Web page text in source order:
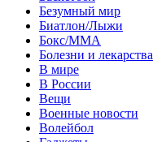
Безумный мир
Биатлон/Лыжи
Бокс/MMA
Болезни и лекарства
В мире
В России
Вещи
Военные новости
Волейбол